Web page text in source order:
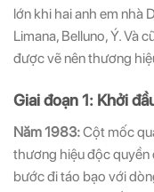
lớn khi hai anh em nhà
Limana, Belluno, Ý. Và
được vẽ nên thương
Giai đoạn 1: Khởi
Năm 1983:Cột mốc
thương hiệu độc quyền
bước đi táo bạo với